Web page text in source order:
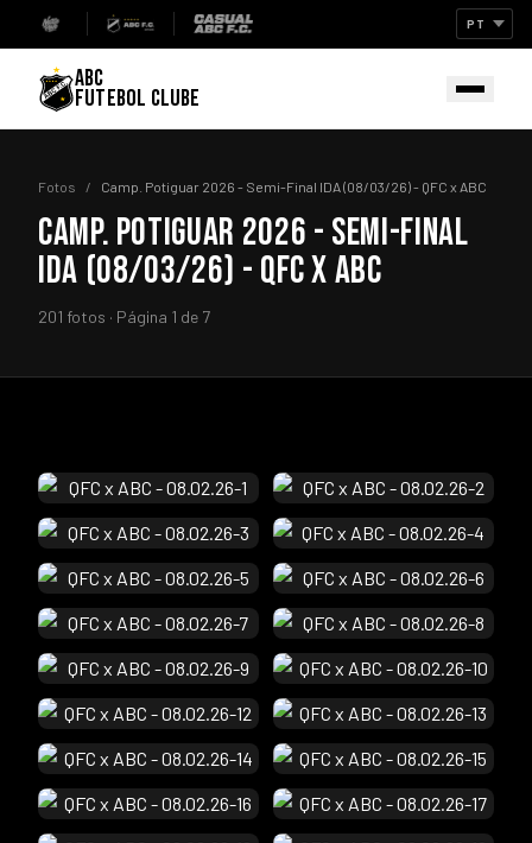
ABC
FUTEBOL CLUBE
Fotos / Camp. Potiguar 2026 - Semi-Final IDA (08/03/26) - QFC x ABC
CAMP. POTIGUAR 2026 - SEMI-FINAL
IDA (08/03/26) - QFC X ABC
201 fotos · Página 1 de 7